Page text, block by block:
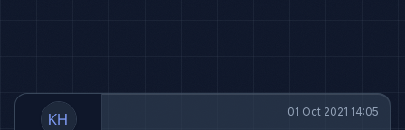
01 Oct 2021 14:05